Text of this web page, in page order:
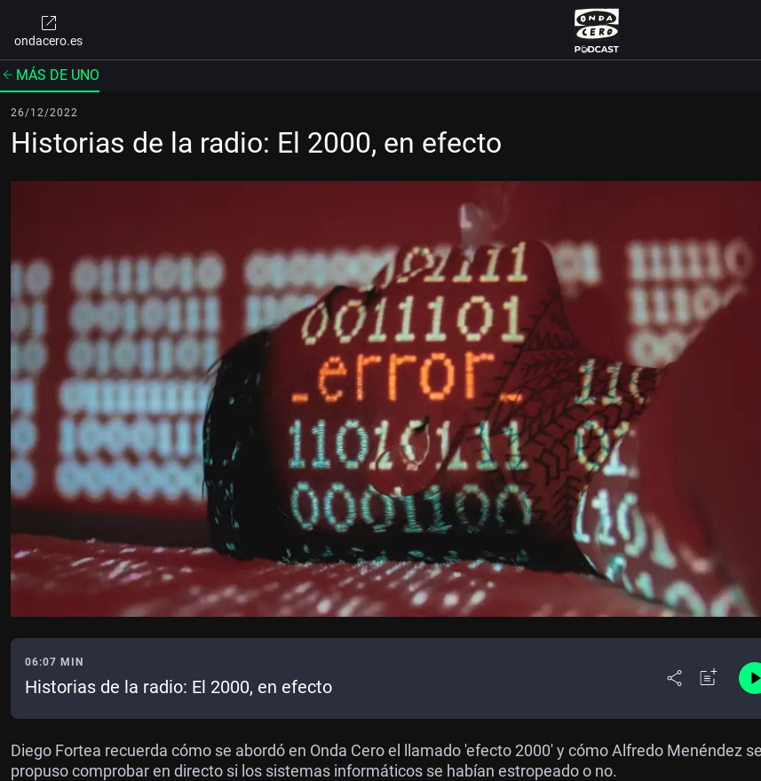
ondacero.es
MÁS DE UNO
26/12/2022
Historias de la radio: El 2000, en efecto
06:07 MIN
Historias de la radio: El 2000, en efecto
Diego Fortea recuerda cómo se abordó en Onda Cero el llamado 'efecto 2000' y cómo Alfredo Menéndez se
propuso comprobar en directo si los sistemas informáticos se habían estropeado o no.